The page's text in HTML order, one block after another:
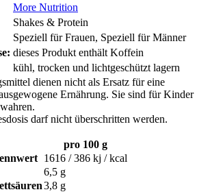
More Nutrition
Shakes & Protein
Speziell für Frauen, Speziell für Männer
dieses Produkt enthält Koffein
kühl, trocken und lichtgeschützt lagern
dienen nicht als Ersatz für eine
Ernährung. Sie sind für Kinder
darf nicht überschritten werden.
pro 100 g
1616 / 386 kj / kcal
6,5 g
3,8 g